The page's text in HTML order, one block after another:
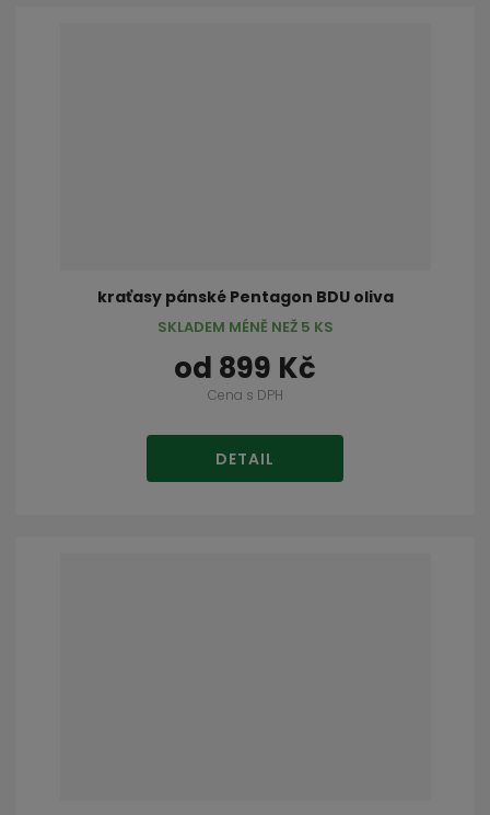
kraťasy pánské Pentagon BDU oliva
od 899 Kč
Cena s DPH
DETAIL
SKLADEM MÉNĚ NEŽ 5 KS